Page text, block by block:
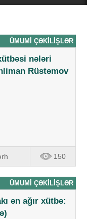
ÜMUMI ÇƏKILIŞLƏR
nələri
Rüstəmov
150
ÜMUMI ÇƏKILIŞLƏR
ən ağır xütbə: